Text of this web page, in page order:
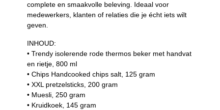
complete en smaakvolle beleving. Ideaal voor
medewerkers, klanten of relaties die je écht iets wilt
geven.
INHOUD:
• Trendy isolerende rode thermos beker met handvat
en rietje, 800 ml
• Chips Handcooked chips salt, 125 gram
• XXL pretzelsticks, 200 gram
• Muesli, 250 gram
• Kruidkoek, 145 gram